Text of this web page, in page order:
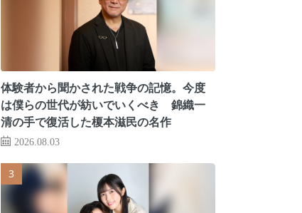
体験者から聞かされた戦争の記憶。今度
は僕らの世代が紡いでいくべき 錦織一
清の手で復活した榎本滋民の名作
2026.08.03